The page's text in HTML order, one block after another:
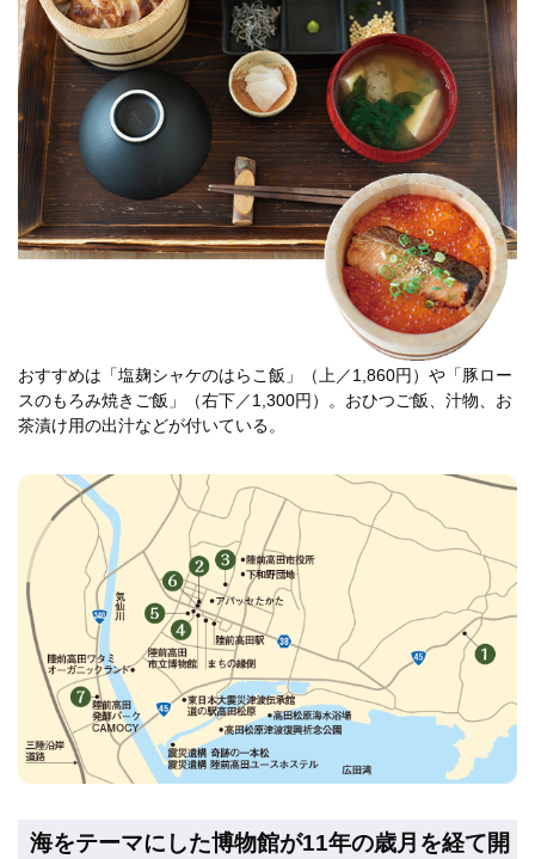
おすすめは「塩麹シャケのはらこ飯」（上／1,860円）や「豚ロー
スのもろみ焼きご飯」（右下／1,300円）。おひつご飯、汁物、お
茶漬け用の出汁などが付いている。
海をテーマにした博物館が11年の歳月を経て開